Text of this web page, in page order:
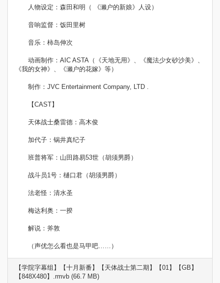
人物设定：森田和明（ 《濑户的新娘》人设）
音响监督：饭田里树
音乐：柿岛伸次
动画制作：AIC ASTA（《天地无用》、《魔法少女砂沙美》、
《我的女神》、《濑户的花嫁》等）
制作：JVC Entertainment Company, LTD .
【CAST】
天体战士桑雷德：高木俊
加代子：锅井真纪子
班普将军：山田路易53世（胡须男爵）
战斗员1号：樋口君（胡须男爵）
法老怪：清水圣
梅达利奥：一揆
解说：斧敦
（声优怎么看也是马甲吧……）
【学院字幕组】【十月新番】【天体战士第二期】【01】【GB】
【848X480】.rmvb (66.7 MB)